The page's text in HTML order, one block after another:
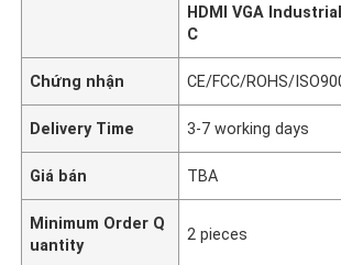
HDMI VGA
C
Chứng nhận CE/FCC/ROHS/
Delivery Time 3-7 working days
Giá bán TBA
Minimum Order Q
uantity
2 pieces